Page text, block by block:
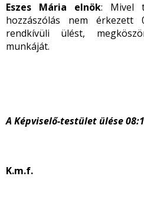
Eszes Mária elnök: Mivel
hozzászólás nem
rendkívüli ülést,
munkáját.
A Képviselő-testület ülése
K.m.f.